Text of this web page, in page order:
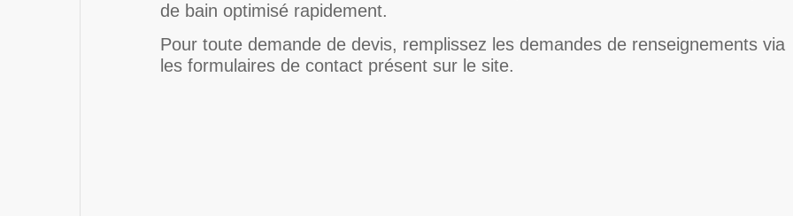
de bain optimisé rapidement.
Pour toute demande de devis, remplissez les demandes de renseignements via
les formulaires de contact présent sur le site.